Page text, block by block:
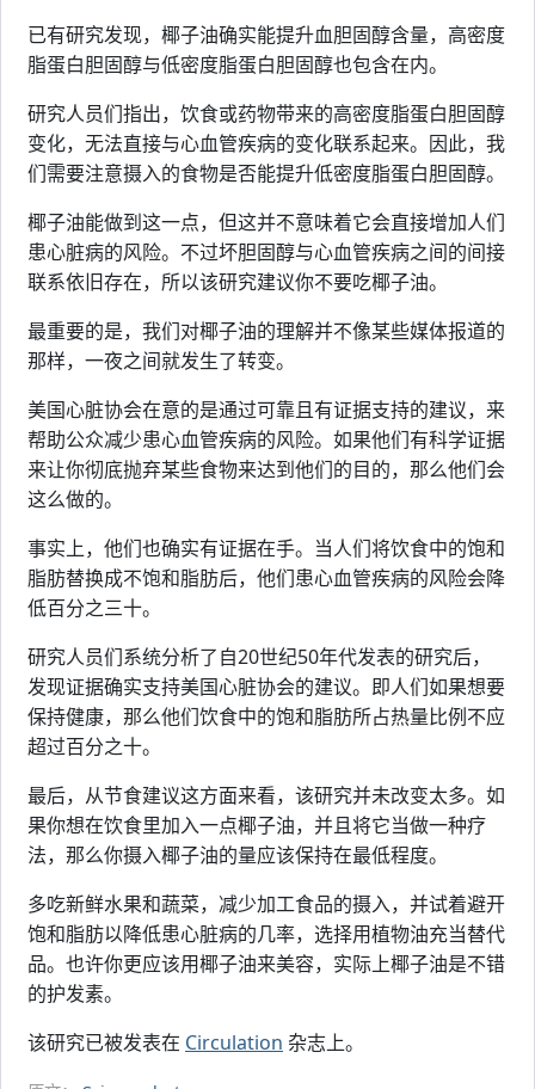
已有研究发现，椰子油确实能提升血胆固醇含量，高密度
脂蛋白胆固醇与低密度脂蛋白胆固醇也包含在内。
研究人员们指出，饮食或药物带来的高密度脂蛋白胆固醇
变化，无法直接与心血管疾病的变化联系起来。因此，我
们需要注意摄入的食物是否能提升低密度脂蛋白胆固醇。
椰子油能做到这一点，但这并不意味着它会直接增加人们
患心脏病的风险。不过坏胆固醇与心血管疾病之间的间接
联系依旧存在，所以该研究建议你不要吃椰子油。
最重要的是，我们对椰子油的理解并不像某些媒体报道的
那样，一夜之间就发生了转变。
美国心脏协会在意的是通过可靠且有证据支持的建议，来
帮助公众减少患心血管疾病的风险。如果他们有科学证据
来让你彻底抛弃某些食物来达到他们的目的，那么他们会
这么做的。
事实上，他们也确实有证据在手。当人们将饮食中的饱和
脂肪替换成不饱和脂肪后，他们患心血管疾病的风险会降
低百分之三十。
研究人员们系统分析了自20世纪50年代发表的研究后，
发现证据确实支持美国心脏协会的建议。即人们如果想要
保持健康，那么他们饮食中的饱和脂肪所占热量比例不应
超过百分之十。
最后，从节食建议这方面来看，该研究并未改变太多。如
果你想在饮食里加入一点椰子油，并且将它当做一种疗
法，那么你摄入椰子油的量应该保持在最低程度。
多吃新鲜水果和蔬菜，减少加工食品的摄入，并试着避开
饱和脂肪以降低患心脏病的几率，选择用植物油充当替代
品。也许你更应该用椰子油来美容，实际上椰子油是不错
的护发素。
该研究已被发表在 Circulation 杂志上。